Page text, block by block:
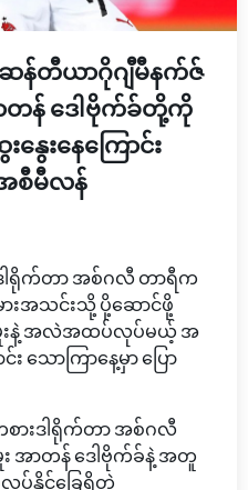
န်တီယာဂိုဂျီမီနက်ဇ်
တန် ဒေါဗိုက်ခ်တို့ကို
းနေကြောင်း
စီမီလန်
ါရိုက်တာ အစ်ဂလီ တာရီက
းအသင်းသို့ ပို့ဆောင်ဖို့
နဲ့ အလဲအထပ်လုပ်မယ့် အ
သောကြာနေ့မှာ ပြော
ားဒါရိုက်တာ အစ်ဂလီ
အာတန် ဒေါဗိုက်ခ်နဲ့ အတူ
ပ်နိုင်ခြေရှိတဲ့